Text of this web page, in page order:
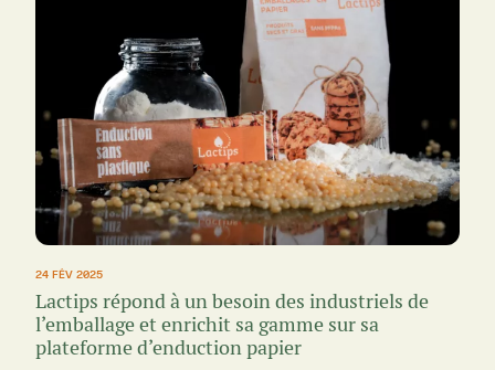
24 FÉV 2025
Lactips répond à un besoin des industriels de
l’emballage et enrichit sa gamme sur sa
plateforme d’enduction papier